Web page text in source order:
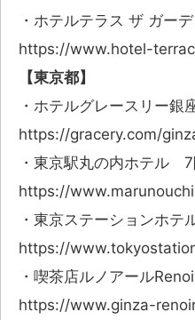
・ホテルテラス ザ ガー
https://www.hotel-
【東京都】
・ホテルグレースリー
https://gracery.com/
・東京駅丸の内ホテル 7
https://
・東京ステーションホテ
https://
・喫茶店ルノアール
https://www.ginza-